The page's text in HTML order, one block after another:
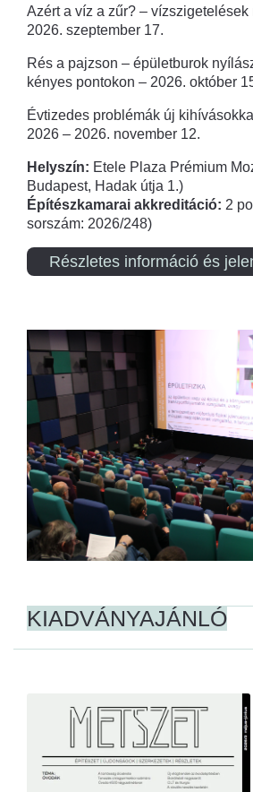
Azért a víz a zűr? – vízszigetelések
2026. szeptember 17.
Rés a pajzson – épületburok
kényes pontokon – 2026. október
Évtizedes problémák új
2026 – 2026. november 12.
Helyszín: Etele Plaza Prémium
Budapest, Hadak útja 1.)
Építészkamarai akkreditáció: 2
sorszám: 2026/248)
Részletes információ és
KIADVÁNYAJÁNLÓ